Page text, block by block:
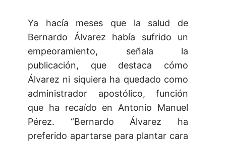
Ya hacía meses que la salud de
Bernardo Álvarez había sufrido un
empeoramiento, señala la
publicación, que destaca cómo
Álvarez ni siquiera ha quedado como
administrador apostólico, función
que ha recaído en Antonio Manuel
Pérez. “Bernardo Álvarez ha
preferido apartarse para plantar cara